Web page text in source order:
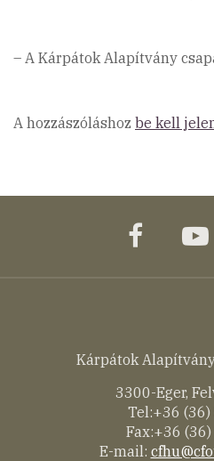
– A Kárpátok Alapítvány
A hozzászóláshoz be kell
Kárpátok
3300-Eger,
Tel:+36
Fax:+36
E-mail: